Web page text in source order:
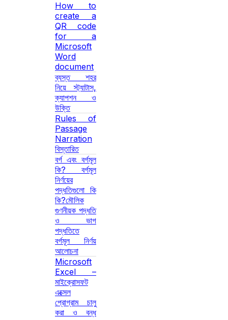
How to
create a
QR code
for a
Microsoft
Word
document
ব্যস্ত শহর
নিয়ে স্ট্যাটাস,
ক্যাপশন ও
উক্তি
Rules of
Passage
Narration
বিস্তারিত
বর্গ এবং বর্গমূল
কি? বর্গমূল
নির্ণয়ের
পদ্ধতিগুলো কি
কি?মৌলিক
গুণনীয়ক পদ্ধতি
ও ভাগ
পদ্ধতিতে
বর্গমূল নির্ণয়
আলোচনা
Microsoft
Excel –
মাইক্রোসফট
এক্সেল
প্রোগ্রাম চালু
করা ও বন্ধ